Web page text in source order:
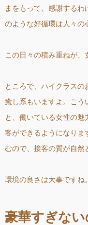
まをもって、感謝するわ
のような好循環は人々の
この日々の積み重ねが、
ところで、ハイクラスの
癒し系もいますよ。こう
と、働いている女性の
客ができるようになりま
むので、接客の質が自然
環境の良さは大事ですね。
豪華すぎない